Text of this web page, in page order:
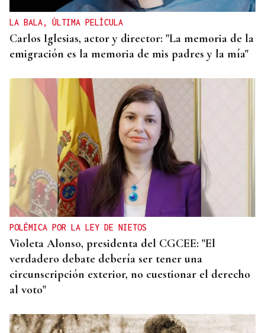
LA BALA, ÚLTIMA PELÍCULA
Carlos Iglesias, actor y director: "La memoria de la
emigración es la memoria de mis padres y la mía"
POLÉMICA POR LA LEY DE NIETOS
Violeta Alonso, presidenta del CGCEE: "El
verdadero debate debería ser tener una
circunscripción exterior, no cuestionar el derecho
al voto"